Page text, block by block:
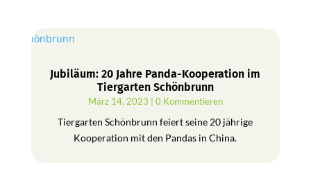
Jubiläum: 20 Jahre Panda-Kooperation im
Tiergarten Schönbrunn
März 14, 2023 | 0 Kommentieren
Tiergarten Schönbrunn feiert seine 20 jährige
Kooperation mit den Pandas in China.